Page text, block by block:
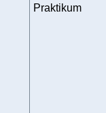
Praktikum